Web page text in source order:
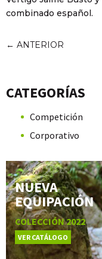
combinado español.
← ANTERIOR
CATEGORÍAS
Competición
Corporativo
NUEVA
EQUIPACIÓN
COLECCIÓN 2022
VER CATÁLOGO